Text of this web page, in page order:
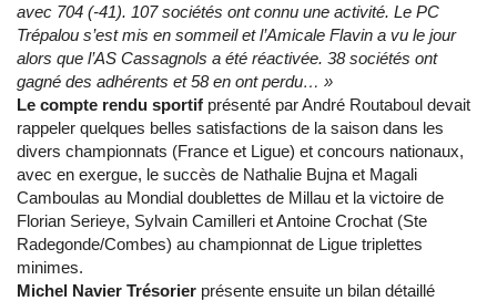
avec 704 (-41). 107 sociétés ont connu une activité. Le PC
Trépalou s’est mis en sommeil et l’Amicale Flavin a vu le jour
alors que l’AS Cassagnols a été réactivée. 38 sociétés ont
gagné des adhérents et 58 en ont perdu… »
Le compte rendu sportif présenté par André Routaboul devait
rappeler quelques belles satisfactions de la saison dans les
divers championnats (France et Ligue) et concours nationaux,
avec en exergue, le succès de Nathalie Bujna et Magali
Camboulas au Mondial doublettes de Millau et la victoire de
Florian Serieye, Sylvain Camilleri et Antoine Crochat (Ste
Radegonde/Combes) au championnat de Ligue triplettes
minimes.
Michel Navier Trésorier présente ensuite un bilan détaillé